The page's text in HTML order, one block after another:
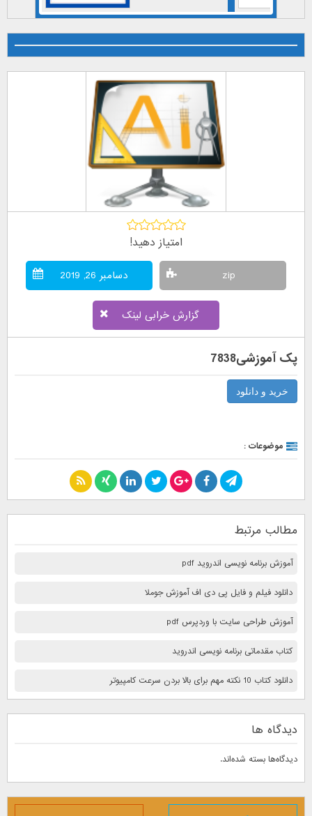
امتیاز دهید!
zip دسامبر 26, 2019
گزارش خرابی لینک
پک آموزشی7838
خرید و دانلود
موضوعات :
مطالب مرتبط
آموزش برنامه نویسی اندروید pdf
دانلود فیلم و فایل پی دی اف آموزش جوملا
آموزش طراحی سایت با وردپرس pdf
کتاب مقدماتی برنامه نویسی اندروید
دانلود کتاب 10 نكته مهم برای بالا بردن سرعت كامپيوتر
دیدگاه ها
دیدگاه‌ها بسته شده‌اند.